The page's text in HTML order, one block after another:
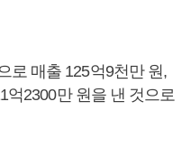
로 매출 125억9천만 원,
억2300만 원을 낸 것으로